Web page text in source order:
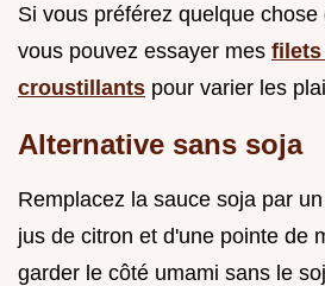
Si vous préférez quelque
vous pouvez essayer mes filets
croustillants pour varier les
Alternative sans soja
Remplacez la sauce soja par
jus de citron et d'une pointe de
garder le côté umami sans le